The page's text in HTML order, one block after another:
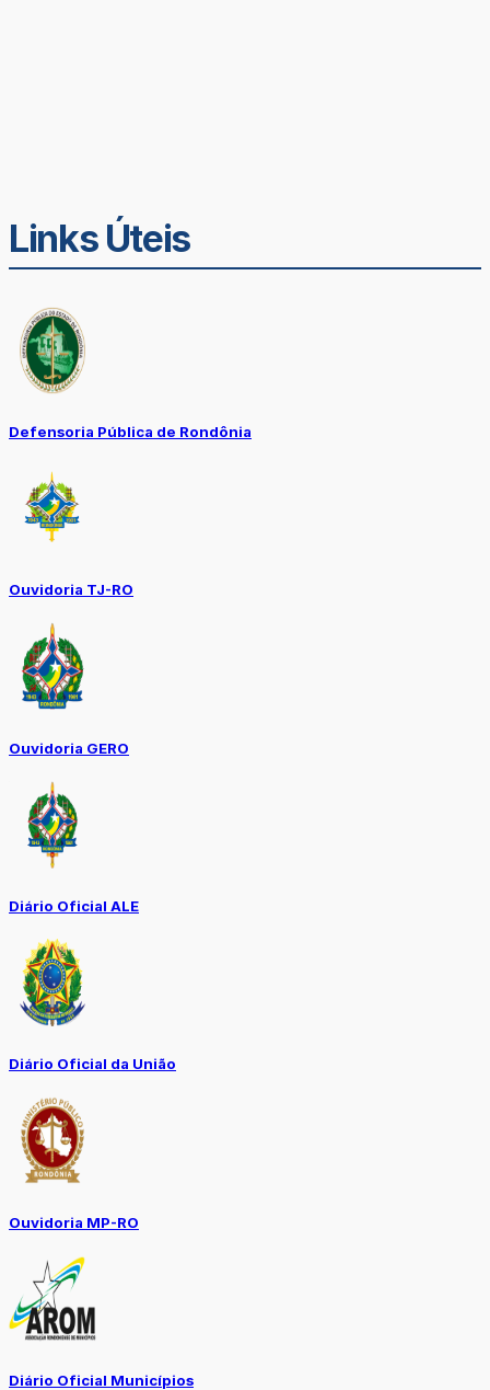
Links Úteis
Defensoria Pública de Rondônia
Ouvidoria TJ-RO
Ouvidoria GERO
Diário Oficial ALE
Diário Oficial da União
Ouvidoria MP-RO
Diário Oficial Municípios